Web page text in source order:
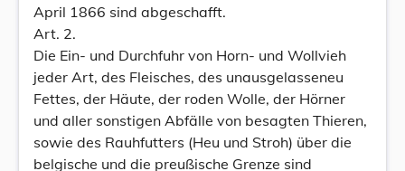
April 1866 sind abgeschafft.
Art. 2.
Die Ein- und Durchfuhr von Horn- und Wollvieh
jeder Art, des Fleisches, des unausgelasseneu
Fettes, der Häute, der roden Wolle, der Hörner
und aller sonstigen Abfälle von besagten Thieren,
sowie des Rauhfutters (Heu und Stroh) über die
belgische und die preußische Grenze sind